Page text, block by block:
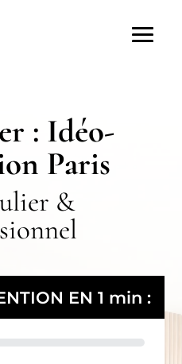
: Idéo-
Paris
&
EN 1 min :